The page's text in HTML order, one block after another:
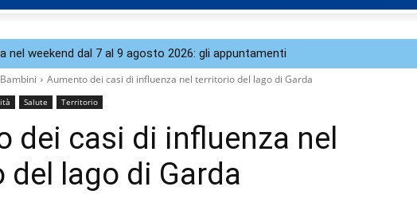
nel weekend dal 7 al 9 agosto 2026: gli appuntamenti
Bambini Aumento dei casi di influenza nel territorio del lago di Garda
Salute Territorio
dei casi di influenza nel
lago di Garda